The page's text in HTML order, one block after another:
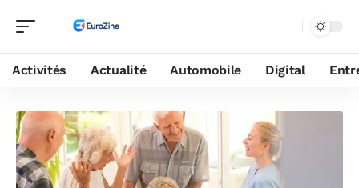
Activités Actualité Automobile Digital